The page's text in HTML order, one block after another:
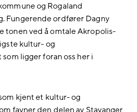
og Rogaland
Fungerende ordfører Dagny
tonen ved å omtale Akropolis-
kultur- og
ligger foran oss her i
kjent et kultur- og